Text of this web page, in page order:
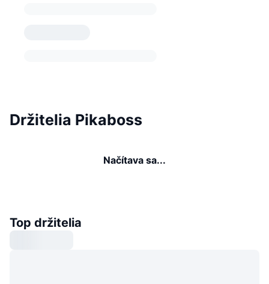
Držitelia Pikaboss
Načítava sa...
Top držitelia